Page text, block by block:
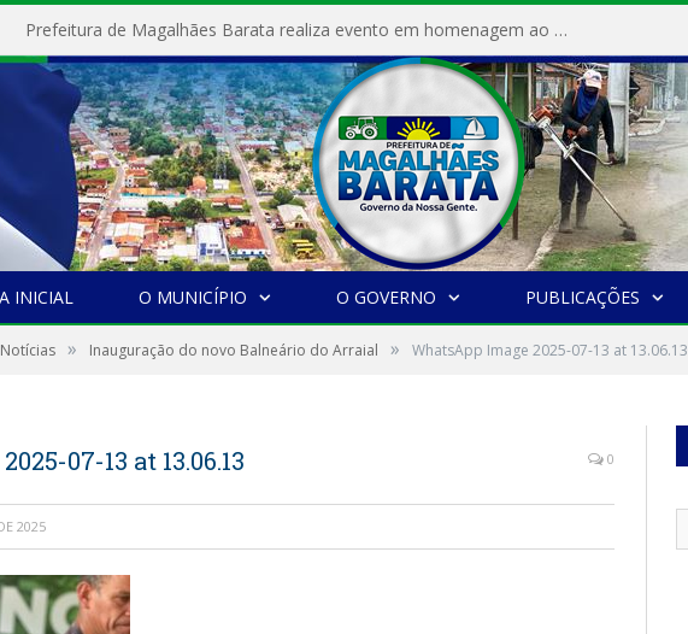
Prefeitura de Magalhães Barata realiza evento em homenagem ao Dia Internacional da Mulher
INICIAL O MUNICÍPIO O GOVERNO PUBLICAÇÕES
Notícias » Inauguração do novo Balneário do Arraial » WhatsApp Image 2025-07-13 at 13.06.13
07-13 at 13.06.13 0
2025